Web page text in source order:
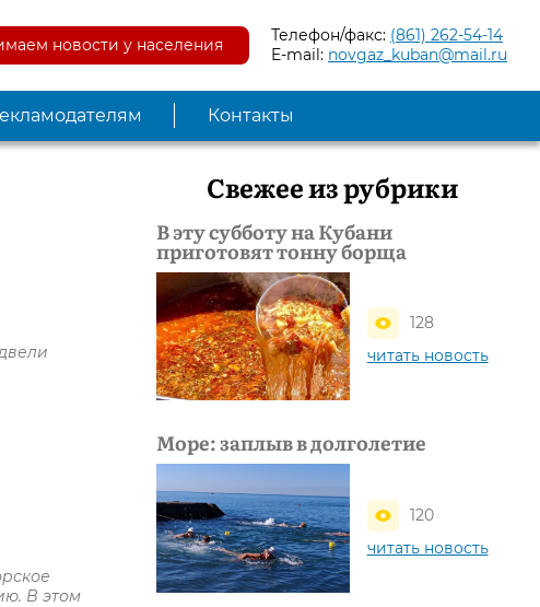
новости у населения Телефон/факс: (861) 262-54-14
E-mail: novgaz_kuban@mail.ru
Контакты
В этом
Свежее из рубрики
В эту субботу на Кубани
приготовят тонну борща
128
читать новость
Море: заплыв в долголетие
120
читать новость